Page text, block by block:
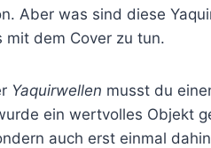
Aber was sind diese
mit dem Cover zu tun.
Yaquirwellen musst du
ein wertvolles Objekt
auch erst einmal